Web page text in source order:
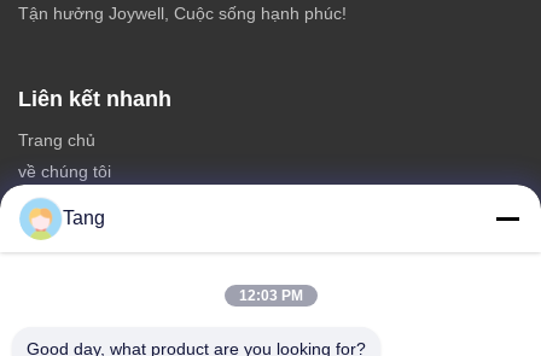
Tận hưởng Joywell, Cuộc sống hạnh phúc!
Liên kết nhanh
Trang chủ
về chúng tôi
các sản phẩm
Liên hệ với chúng tôi
Tang
12:03 PM
Good day, what product are you looking for?